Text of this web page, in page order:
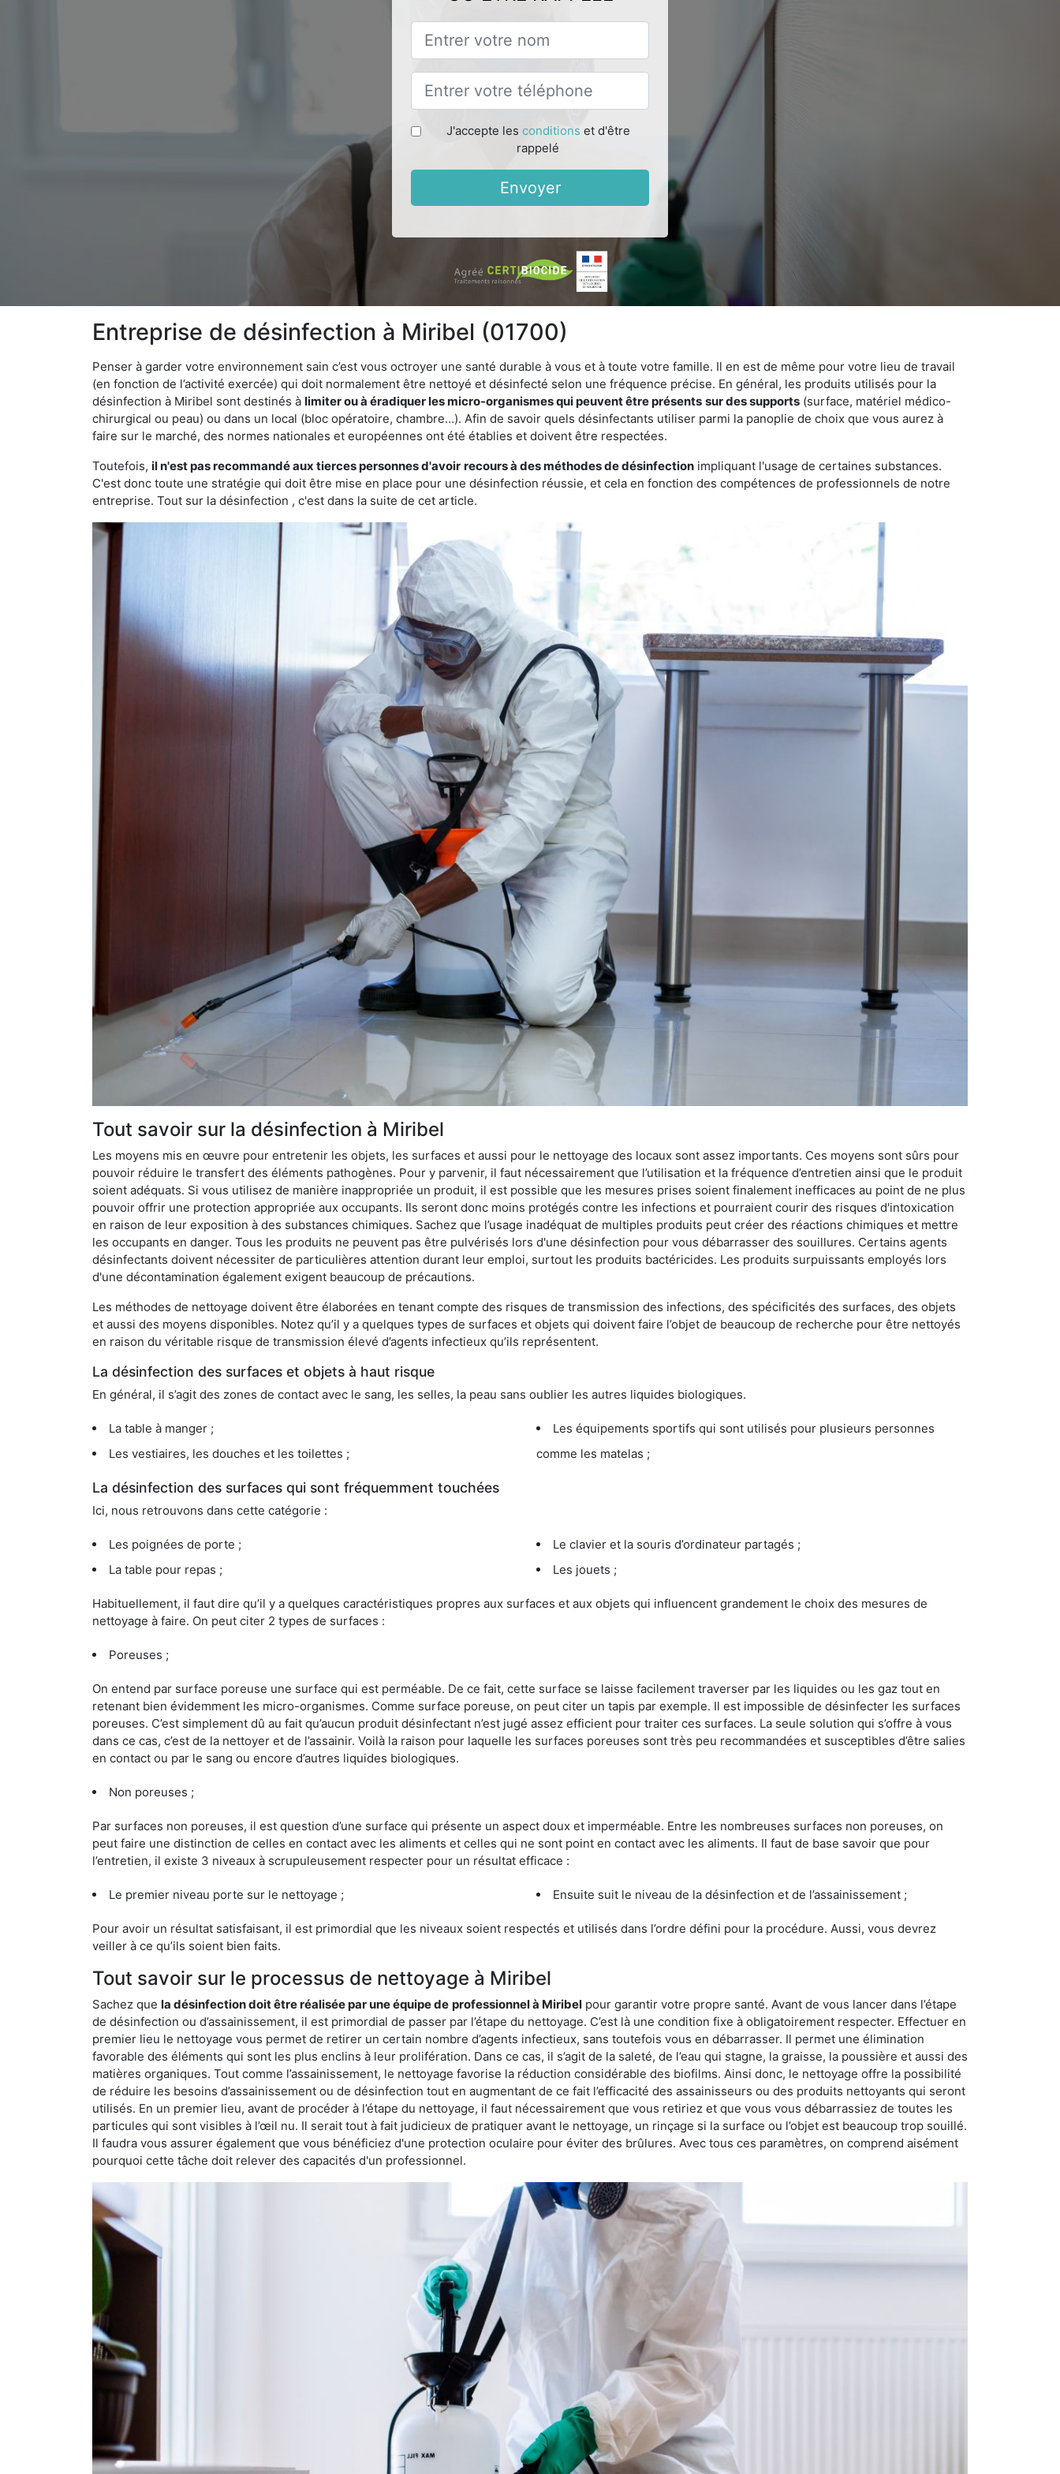
J'accepte les conditions et d'être
rappelé
Envoyer
Entreprise de désinfection à Miribel (01700)
Penser à garder votre environnement sain c’est vous octroyer une santé durable à vous et à toute votre famille. Il en est de même pour votre lieu de travail
(en fonction de l’activité exercée) qui doit normalement être nettoyé et désinfecté selon une fréquence précise. En général, les produits utilisés pour la
désinfection à Miribel sont destinés à limiter ou à éradiquer les micro-organismes qui peuvent être présents sur des supports (surface, matériel médico-
chirurgical ou peau) ou dans un local (bloc opératoire, chambre…). Afin de savoir quels désinfectants utiliser parmi la panoplie de choix que vous aurez à
faire sur le marché, des normes nationales et européennes ont été établies et doivent être respectées.
Toutefois, il n'est pas recommandé aux tierces personnes d'avoir recours à des méthodes de désinfection impliquant l'usage de certaines substances.
C'est donc toute une stratégie qui doit être mise en place pour une désinfection réussie, et cela en fonction des compétences de professionnels de notre
entreprise. Tout sur la désinfection , c'est dans la suite de cet article.
Tout savoir sur la désinfection à Miribel
Les moyens mis en œuvre pour entretenir les objets, les surfaces et aussi pour le nettoyage des locaux sont assez importants. Ces moyens sont sûrs pour
pouvoir réduire le transfert des éléments pathogènes. Pour y parvenir, il faut nécessairement que l’utilisation et la fréquence d’entretien ainsi que le produit
soient adéquats. Si vous utilisez de manière inappropriée un produit, il est possible que les mesures prises soient finalement inefficaces au point de ne plus
pouvoir offrir une protection appropriée aux occupants. Ils seront donc moins protégés contre les infections et pourraient courir des risques d'intoxication
en raison de leur exposition à des substances chimiques. Sachez que l’usage inadéquat de multiples produits peut créer des réactions chimiques et mettre
les occupants en danger. Tous les produits ne peuvent pas être pulvérisés lors d'une désinfection pour vous débarrasser des souillures. Certains agents
désinfectants doivent nécessiter de particulières attention durant leur emploi, surtout les produits bactéricides. Les produits surpuissants employés lors
d'une décontamination également exigent beaucoup de précautions.
Les méthodes de nettoyage doivent être élaborées en tenant compte des risques de transmission des infections, des spécificités des surfaces, des objets
et aussi des moyens disponibles. Notez qu’il y a quelques types de surfaces et objets qui doivent faire l’objet de beaucoup de recherche pour être nettoyés
en raison du véritable risque de transmission élevé d’agents infectieux qu’ils représentent.
La désinfection des surfaces et objets à haut risque
En général, il s’agit des zones de contact avec le sang, les selles, la peau sans oublier les autres liquides biologiques.
La table à manger ;
Les vestiaires, les douches et les toilettes ;
Les équipements sportifs qui sont utilisés pour plusieurs personnes
comme les matelas ;
La désinfection des surfaces qui sont fréquemment touchées
Ici, nous retrouvons dans cette catégorie :
Les poignées de porte ;
La table pour repas ;
Le clavier et la souris d’ordinateur partagés ;
Les jouets ;
Habituellement, il faut dire qu’il y a quelques caractéristiques propres aux surfaces et aux objets qui influencent grandement le choix des mesures de
nettoyage à faire. On peut citer 2 types de surfaces :
Poreuses ;
On entend par surface poreuse une surface qui est perméable. De ce fait, cette surface se laisse facilement traverser par les liquides ou les gaz tout en
retenant bien évidemment les micro-organismes. Comme surface poreuse, on peut citer un tapis par exemple. Il est impossible de désinfecter les surfaces
poreuses. C’est simplement dû au fait qu’aucun produit désinfectant n’est jugé assez efficient pour traiter ces surfaces. La seule solution qui s’offre à vous
dans ce cas, c’est de la nettoyer et de l’assainir. Voilà la raison pour laquelle les surfaces poreuses sont très peu recommandées et susceptibles d’être salies
en contact ou par le sang ou encore d’autres liquides biologiques.
Non poreuses ;
Par surfaces non poreuses, il est question d’une surface qui présente un aspect doux et imperméable. Entre les nombreuses surfaces non poreuses, on
peut faire une distinction de celles en contact avec les aliments et celles qui ne sont point en contact avec les aliments. Il faut de base savoir que pour
l’entretien, il existe 3 niveaux à scrupuleusement respecter pour un résultat efficace :
Le premier niveau porte sur le nettoyage ; Ensuite suit le niveau de la désinfection et de l’assainissement ;
Pour avoir un résultat satisfaisant, il est primordial que les niveaux soient respectés et utilisés dans l’ordre défini pour la procédure. Aussi, vous devrez
veiller à ce qu’ils soient bien faits.
Tout savoir sur le processus de nettoyage à Miribel
Sachez que la désinfection doit être réalisée par une équipe de professionnel à Miribel pour garantir votre propre santé. Avant de vous lancer dans l’étape
de désinfection ou d’assainissement, il est primordial de passer par l’étape du nettoyage. C’est là une condition fixe à obligatoirement respecter. Effectuer en
premier lieu le nettoyage vous permet de retirer un certain nombre d’agents infectieux, sans toutefois vous en débarrasser. Il permet une élimination
favorable des éléments qui sont les plus enclins à leur prolifération. Dans ce cas, il s’agit de la saleté, de l’eau qui stagne, la graisse, la poussière et aussi des
matières organiques. Tout comme l’assainissement, le nettoyage favorise la réduction considérable des biofilms. Ainsi donc, le nettoyage offre la possibilité
de réduire les besoins d’assainissement ou de désinfection tout en augmentant de ce fait l’efficacité des assainisseurs ou des produits nettoyants qui seront
utilisés. En un premier lieu, avant de procéder à l’étape du nettoyage, il faut nécessairement que vous retiriez et que vous vous débarrassiez de toutes les
particules qui sont visibles à l’œil nu. Il serait tout à fait judicieux de pratiquer avant le nettoyage, un rinçage si la surface ou l’objet est beaucoup trop souillé.
Il faudra vous assurer également que vous bénéficiez d'une protection oculaire pour éviter des brûlures. Avec tous ces paramètres, on comprend aisément
pourquoi cette tâche doit relever des capacités d'un professionnel.